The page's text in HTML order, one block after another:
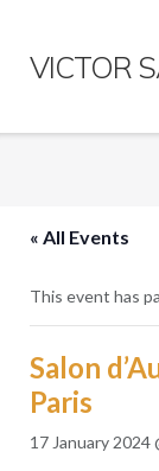
contentVICTOR
« All Events
This event has
Salon
Paris
17 January 2024